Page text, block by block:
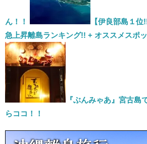
ん！！
【伊良部島１
急上昇離島ランキング!! + オススメスポ
『ぶんみゃあ』宮古島
らココ！！